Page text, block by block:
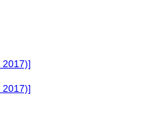
2017)]
2017)]